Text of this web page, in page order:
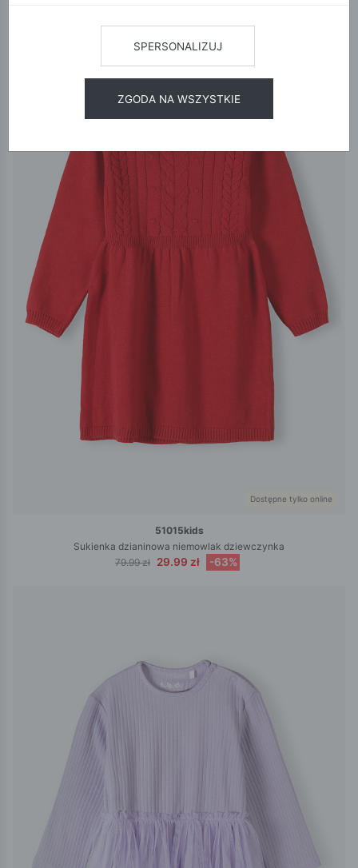
Dostępne tylko online
51015kids
Sukienka dzianinowa niemowlak dziewczynka
79.99 zł 29.99 zł -63%
SPERSONALIZUJ
ZGODA NA WSZYSTKIE